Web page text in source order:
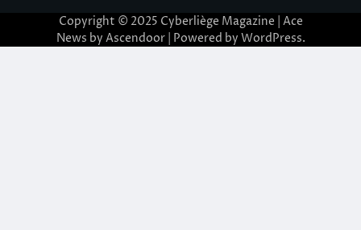
Copyright © 2025 Cyberliège Magazine | Ace
News by Ascendoor| Powered by WordPress.